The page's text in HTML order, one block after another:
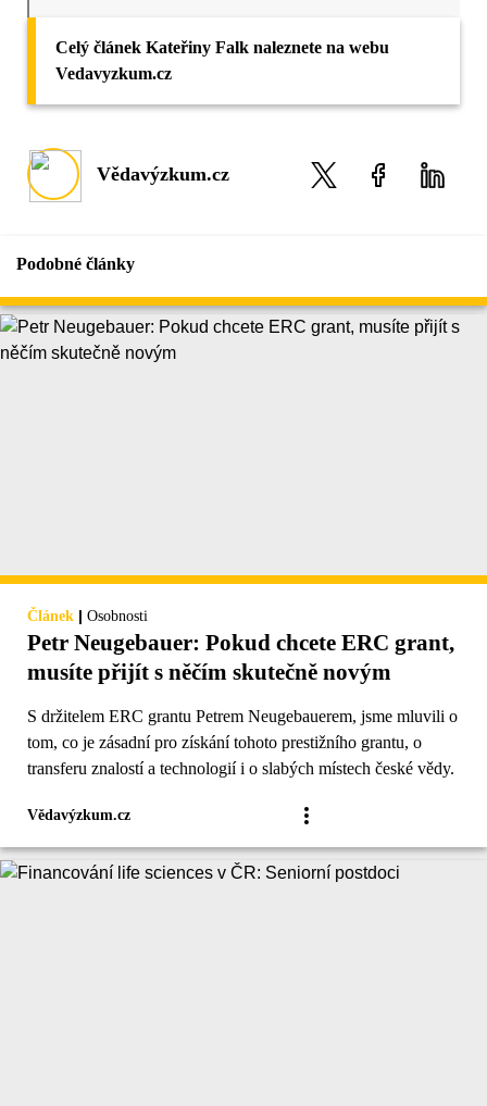
Celý článek Kateřiny Falk naleznete na webu
Vedavyzkum.cz
Vědavýzkum.cz
Podobné články
Článek | Osobnosti
Petr Neugebauer: Pokud chcete ERC grant,
musíte přijít s něčím skutečně novým
S držitelem ERC grantu Petrem Neugebauerem, jsme mluvili o
tom, co je zásadní pro získání tohoto prestižního grantu, o
transferu znalostí a technologií i o slabých místech české vědy.
Vědavýzkum.cz